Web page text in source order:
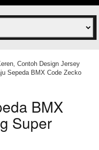
Contoh Design Jersey
Sepeda BMX Code Zecko
BMX
Super